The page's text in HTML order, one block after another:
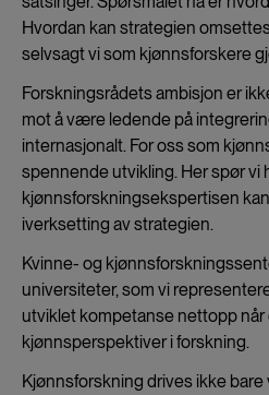
Hvordan kan strategien
selvsagt vi som kjønnsforskere
Forskningsrådets ambisjon er
mot å være ledende på
internasjonalt. For oss som
spennende utvikling. Her spør vi
kjønnsforskningsekspertisen
iverksetting av strategien.
Kvinne- og
universiteter, som vi
utviklet kompetanse nettopp når
kjønnsperspektiver i forskning.
Kjønnsforskning drives ikke bare